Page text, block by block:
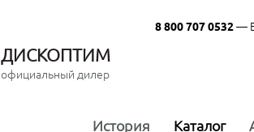
ДИСКОПТИМ
официальный дилер
8 800 707 0532—
История Каталог